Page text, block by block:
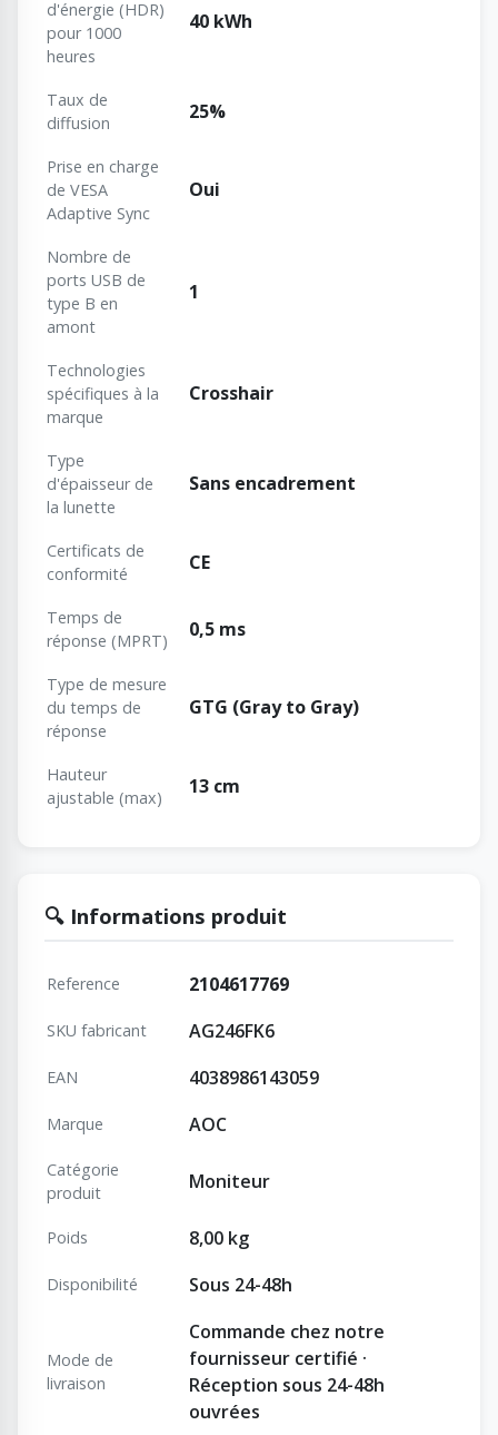
d'énergie (HDR)
pour 1000
heures
40 kWh
Taux de
diffusion
25%
Prise en charge
de VESA
Adaptive Sync
Oui
Nombre de
ports USB de
type B en
amont
1
Technologies
spécifiques à la
marque
Crosshair
Type
d'épaisseur de
la lunette
Sans encadrement
Certificats de
conformité
CE
Temps de
réponse (MPRT)
0,5 ms
Type de mesure
du temps de
réponse
GTG (Gray to Gray)
Hauteur
ajustable (max)
13 cm
🔍 Informations produit
Reference 2104617769
SKU fabricant AG246FK6
EAN 4038986143059
Marque AOC
Catégorie
produit
Moniteur
Poids 8,00 kg
Disponibilité Sous 24-48h
Mode de
livraison
Commande chez notre
fournisseur certifié ·
Réception sous 24-48h
ouvrées